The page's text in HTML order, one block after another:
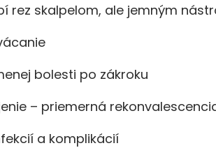
rez skalpelom, ale jemným
bolesti po zákroku
– priemerná
a komplikácií